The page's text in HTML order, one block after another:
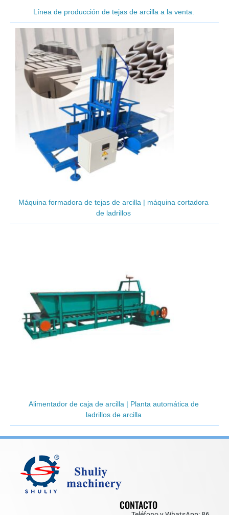
Línea de producción de tejas de arcilla a la venta.
Máquina formadora de tejas de arcilla | máquina cortadora
de ladrillos
Alimentador de caja de arcilla | Planta automática de
ladrillos de arcilla
CONTACTO